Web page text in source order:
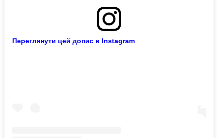
Переглянути цей допис в Instagram